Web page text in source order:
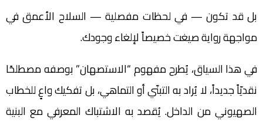
بل قد تكون — في لحظات مفصلية — السلاح الأعمق في
مواجهة رواية صيغت خصيصاً لإلغاء وجودك.
في هذا السياق، يُطرح مفهوم “الاستصهان” بوصفه مصطلحًا
نقديّاً جديداً، لا يُراد به التبنّي أو التماهي، بل تفكيك واعٍ للخطاب
الصهيوني من الداخل. يُقصد به الاشتباك المعرفي مع البنية